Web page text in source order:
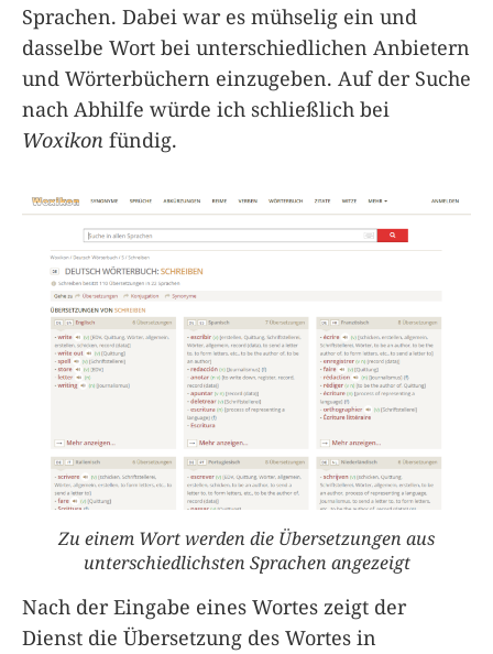
Sprachen. Dabei war es mühselig ein und
dasselbe Wort bei unterschiedlichen Anbietern
und Wörterbüchern einzugeben. Auf der Suche
nach Abhilfe würde ich schließlich bei
Woxikon fündig.
Zu einem Wort werden die Übersetzungen aus
unterschiedlichsten Sprachen angezeigt
Nach der Eingabe eines Wortes zeigt der
Dienst die Übersetzung des Wortes in